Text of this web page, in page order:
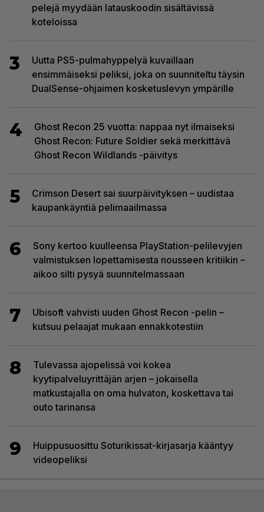
pelejä myydään latauskoodin sisältävissä
koteloissa
3
Uutta PS5-pulmahyppelyä kuvaillaan
ensimmäiseksi peliksi, joka on suunniteltu täysin
DualSense-ohjaimen kosketuslevyn ympärille
4
Ghost Recon 25 vuotta: nappaa nyt ilmaiseksi
Ghost Recon: Future Soldier sekä merkittävä
Ghost Recon Wildlands -päivitys
5
Crimson Desert sai suurpäivityksen – uudistaa
kaupankäyntiä pelimaailmassa
6
Sony kertoo kuulleensa PlayStation-pelilevyjen
valmistuksen lopettamisesta nousseen kritiikin –
aikoo silti pysyä suunnitelmassaan
7
Ubisoft vahvisti uuden Ghost Recon -pelin –
kutsuu pelaajat mukaan ennakkotestiin
8
Tulevassa ajopelissä voi kokea
kyytipalveluyrittäjän arjen – jokaisella
matkustajalla on oma hulvaton, koskettava tai
outo tarinansa
9
Huippusuosittu Soturikissat-kirjasarja kääntyy
videopeliksi